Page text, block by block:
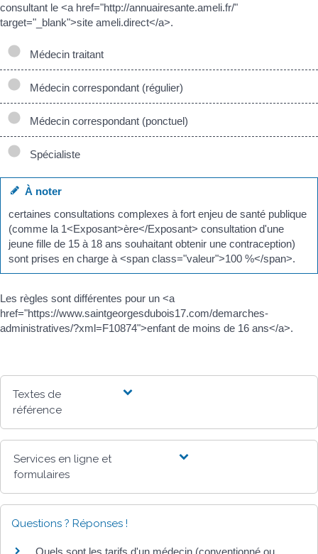
consultant le <a href="http://annuairesante.ameli.fr/"
target="_blank">site ameli.direct</a>.
Médecin traitant
Médecin correspondant (régulier)
Médecin correspondant (ponctuel)
Spécialiste
À noter
certaines consultations complexes à fort enjeu de santé publique
(comme la 1<Exposant>ère</Exposant> consultation d'une
jeune fille de 15 à 18 ans souhaitant obtenir une contraception)
sont prises en charge à <span class="valeur">100 %</span>.
Les règles sont différentes pour un <a
href="https://www.saintgeorgesdubois17.com/demarches-
administratives/?xml=F10874">enfant de moins de 16 ans</a>.
Textes de
référence
Services en ligne et
formulaires
Questions ? Réponses !